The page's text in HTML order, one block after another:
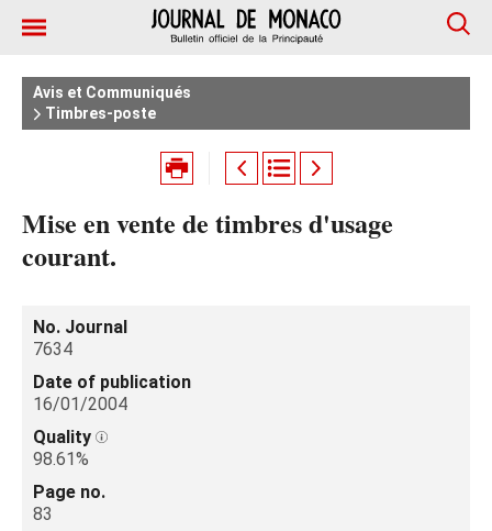
Avis et Communiqués
Timbres-poste
Mise en vente de timbres d'usage
courant.
No. Journal
7634
Date of publication
16/01/2004
Quality
98.61%
Page no.
83